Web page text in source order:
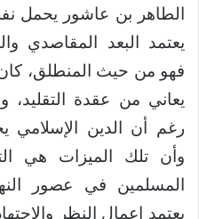
الطاهر بن عاشور يحمل
يعتمد البعد المقاصدي
فهو من حيث المنطلق، كان
يعاني من عقدة التقليد،
رغم أن الدين الإسلامي
وأن تلك الميزات هي
المسلمين في عصور
يعتمد إعمال النظر